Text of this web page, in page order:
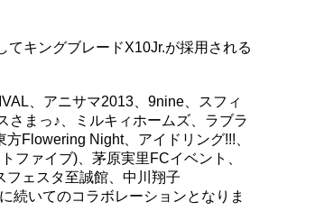
てキングブレードX10Jr.が採用される
、アニサマ2013、9nine、スフィ
まっ♪、ミルキィホームズ、ラブラ
Flowering Night、アイドリング!!!、
ファイブ)、茅原実里FCイベント、
フェスタ至誠館、中川翔子
いてのコラボレーションとなりま